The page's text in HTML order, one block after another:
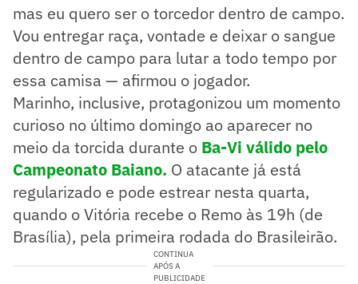
mas eu quero ser o torcedor dentro de campo.
Vou entregar raça, vontade e deixar o sangue
dentro de campo para lutar a todo tempo por
essa camisa — afirmou o jogador.
Marinho, inclusive, protagonizou um momento
curioso no último domingo ao aparecer no
meio da torcida durante o Ba-Vi válido pelo
Campeonato Baiano. O atacante já está
regularizado e pode estrear nesta quarta,
quando o Vitória recebe o Remo às 19h (de
Brasília), pela primeira rodada do Brasileirão.
CONTINUA
APÓS A
PUBLICIDADE